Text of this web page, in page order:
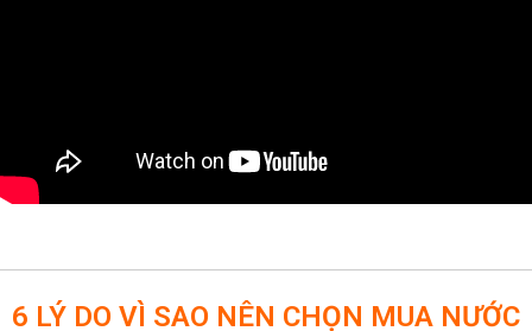
6 LÝ DO VÌ SAO NÊN CHỌN MUA NƯỚC